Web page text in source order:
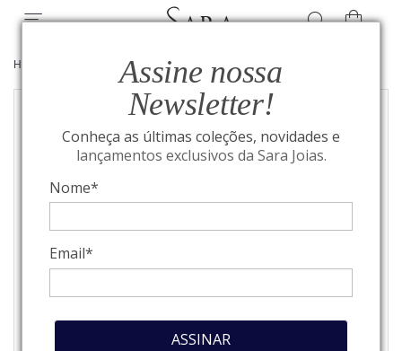
Assine nossa
Newsletter!
Conheça as últimas coleções, novidades e
lançamentos exclusivos da Sara Joias.
Nome*
Email*
ASSINAR
HOME MONTBLANC /COURO